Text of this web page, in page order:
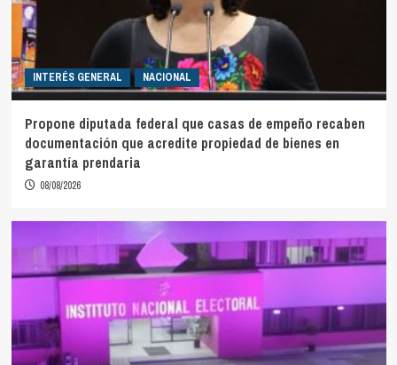
INTERÉS GENERAL NACIONAL
Propone diputada federal que casas de empeño recaben
documentación que acredite propiedad de bienes en
garantía prendaria
08/08/2026